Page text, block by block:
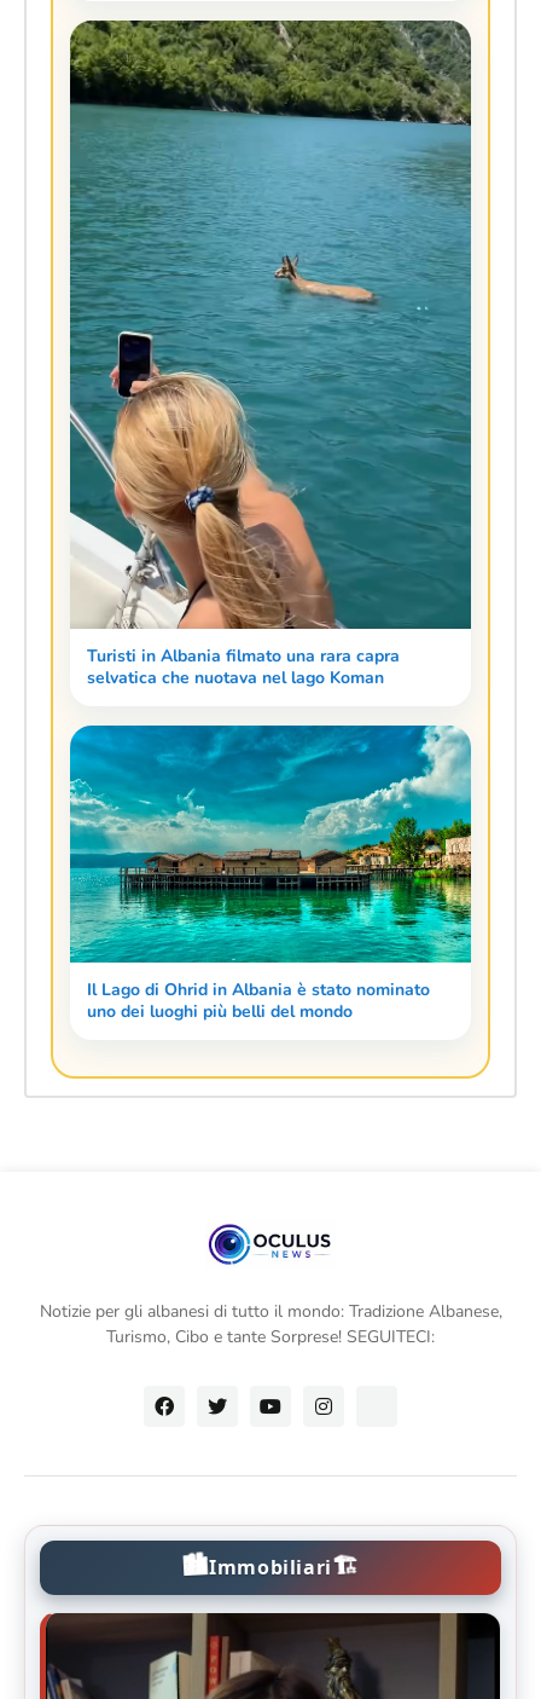
Turisti in Albania filmato una rara capra
selvatica che nuotava nel lago Koman
Il Lago di Ohrid in Albania è stato nominato
uno dei luoghi più belli del mondo
Notizie per gli albanesi di tutto il mondo: Tradizione Albanese,
Turismo, Cibo e tante Sorprese! SEGUITECI:
🏙️Immobiliari🏗️